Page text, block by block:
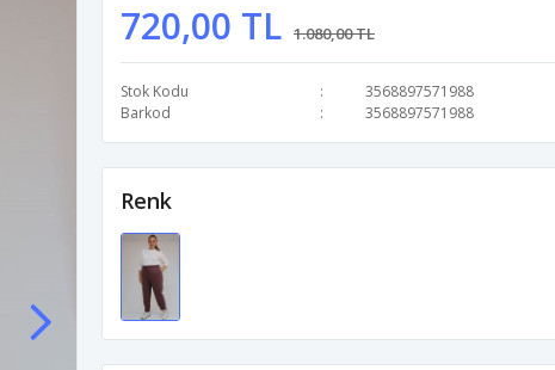
720,00 TL 1.080,00 TL
Stok Kodu
3568897571988
Barkod
3568897571988
Renk